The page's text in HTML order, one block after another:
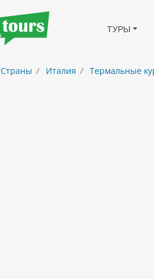
ТУРЫ
Страны Италия Термальные